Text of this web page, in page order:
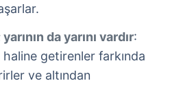
da yarını vardır:
haline getirenler farkında
ve altından